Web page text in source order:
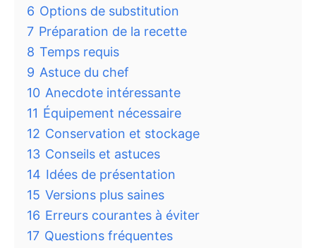
6 Options de substitution
7 Préparation de la recette
8 Temps requis
9 Astuce du chef
10 Anecdote intéressante
11 Équipement nécessaire
12 Conservation et stockage
13 Conseils et astuces
14 Idées de présentation
15 Versions plus saines
16 Erreurs courantes à éviter
17 Questions fréquentes